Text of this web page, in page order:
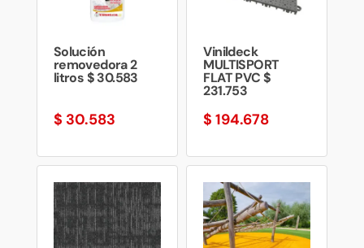
Solución
removedora 2
litros $ 30.583
$ 30.583
Vinildeck
MULTISPORT
FLAT PVC $
231.753
$ 194.678